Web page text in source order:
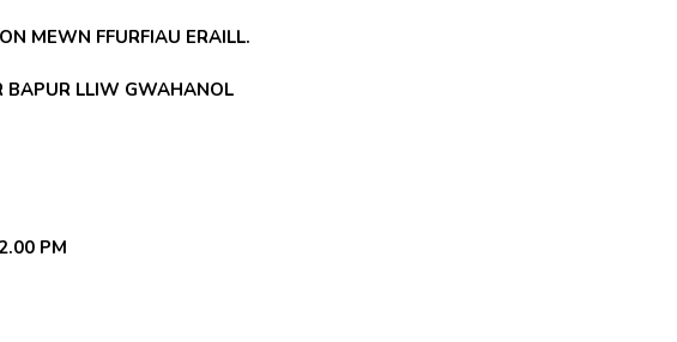
MEWN FFURFIAU ERAILL.
BAPUR LLIW GWAHANOL
PM